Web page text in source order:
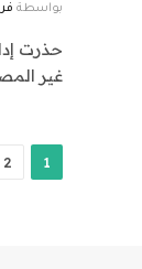
بواسطة
حذرت
غير
1
2